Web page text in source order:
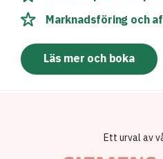
Marknadsföring och
Läs mer och boka
Ett urval av